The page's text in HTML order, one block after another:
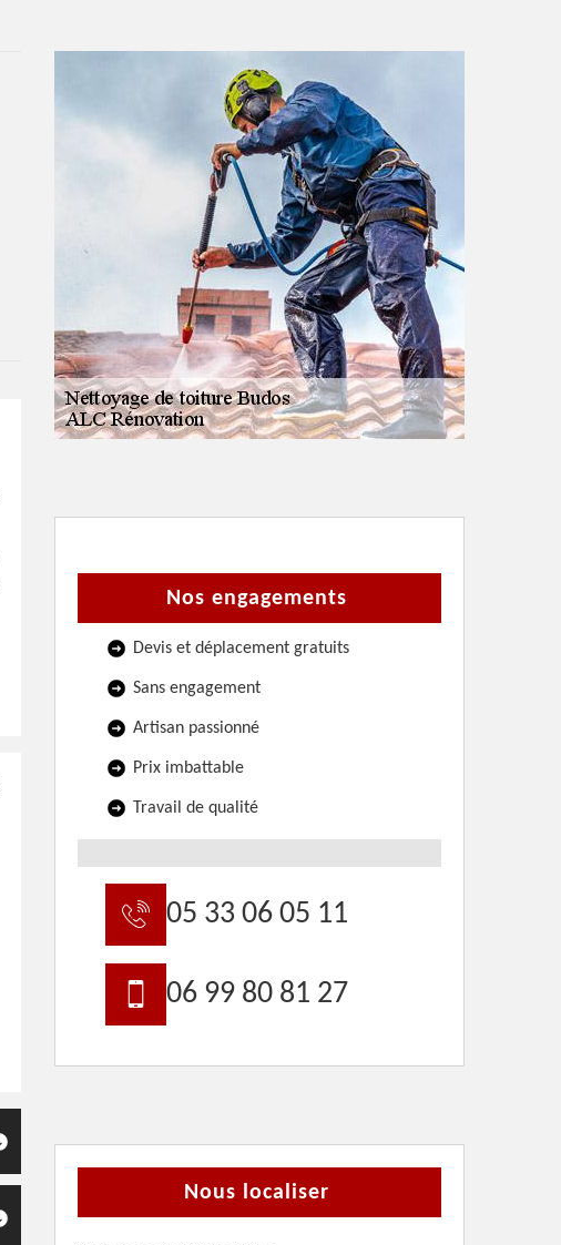
Nos engagements
Devis et déplacement gratuits
Sans engagement
Artisan passionné
Prix imbattable
Travail de qualité
05 33 06 05 11
06 99 80 81 27
Nous localiser